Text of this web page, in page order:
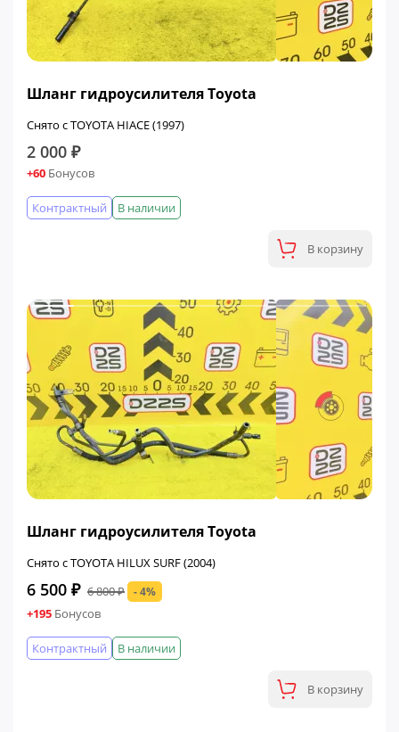
Шланг гидроусилителя Toyota
Снято с TOYOTA HIACE (1997)
2 000 ₽
+60 Бонусов
В наличии
Контрактный
В корзину
Шланг гидроусилителя Toyota
Снято с TOYOTA HILUX SURF (2004)
6 500 ₽ 6 800 ₽ - 4%
+195 Бонусов
В наличии
Контрактный
В корзину